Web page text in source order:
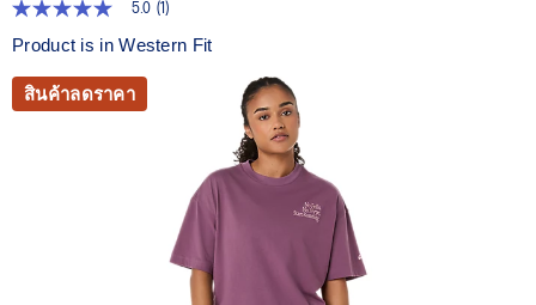
5.0
จาก
5
ดาว
ค่า
คะแนน
5.0 (1)
Product is in Western Fit
สินค้าลดราคา